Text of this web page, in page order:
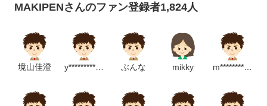
MAKIPENさんのファン登録者1,824人
境山佳澄 y***********************m ぶんな mikky m*********************m